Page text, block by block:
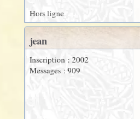
Hors ligne
jean
Inscription : 2002
Messages : 909